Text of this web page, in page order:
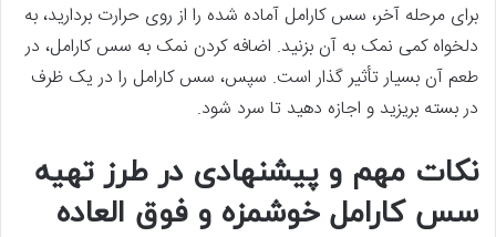
برای مرحله آخر، سس کارامل آماده شده را از روی حرارت بردارید، به
دلخواه کمی نمک به آن بزنید. اضافه کردن نمک به سس کارامل، در
طعم آن بسیار تأثیر گذار است. سپس، سس کارامل را در یک ظرف
در بسته بریزید و اجازه دهید تا سرد شود.
نکات مهم و پیشنهادی در طرز تهیه
سس کارامل خوشمزه و فوق العاده